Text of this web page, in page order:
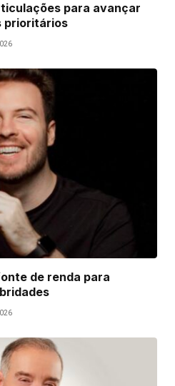
para avançar
prioritários
de renda para